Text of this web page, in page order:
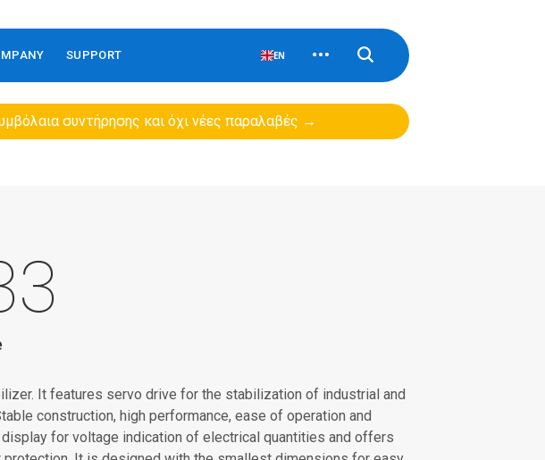
SUPPORT EN
συντήρησης και όχι νέες παραλαβές →
It features servo drive for the stabilization of industrial and
construction, high performance, ease of operation and
for voltage indication of electrical quantities and offers